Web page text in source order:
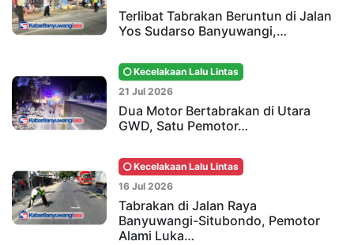
Terlibat Tabrakan Beruntun di Jalan
Yos Sudarso Banyuwangi,…
Kecelakaan Lalu Lintas
21 Jul 2026
Dua Motor Bertabrakan di Utara
GWD, Satu Pemotor…
Kecelakaan Lalu Lintas
16 Jul 2026
Tabrakan di Jalan Raya
Banyuwangi-Situbondo, Pemotor
Alami Luka…